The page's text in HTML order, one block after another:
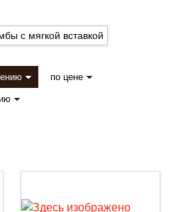
с мягкой вставкой
по цене